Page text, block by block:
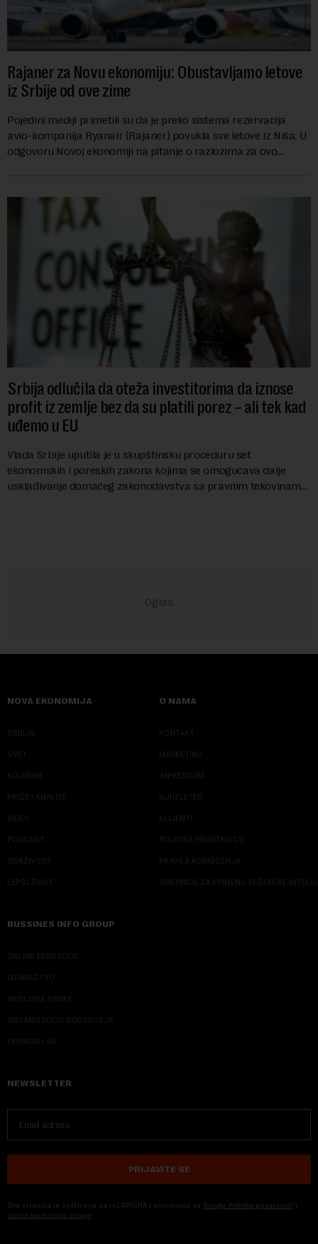
Rajaner za Novu ekonomiju: Obustavljamo letove
iz Srbije od ove zime
Pojedini mediji primetili su da je preko sistema rezervacija
avio-kompanija Ryanair (Rajaner) povukla sve letove iz Niša. U
odgovoru Novoj ekonomiji na pitanje o razlozima za ovo
Srbija odlučila da oteža investitorima da iznose
profit iz zemlje bez da su platili porez – ali tek kad
uđemo u EU
Vlada Srbije uputila je u skupštinsku proceduru set
ekonomskih i poreskih zakona kojima se omogućava dalje
usklađivanje domaćeg zakonodavstva sa pravnim tekovinama
NOVA EKONOMIJA
SRBIJA
SVET
KOLUMNE
PRIČE I ANALIZE
VIDEO
PODCAST
ODRŽIVOST
LEPŠI ŽIVOT
O NAMA
KONTAKT
MARKETING
IMPRESSUM
NJUZLETER
KLIJENTI
POLITIKA PRIVATNOSTI
PRAVILA KORIŠĆENJA
SMERNICE ZA PRIMENU VEŠTAČKE
BUSSINES INFO GROUP
ONLINE EDUKACIJE
IZDAVAŠTVO
MEDIJSKE OBUKE
ORGANIZACIJA DOGADJAJA
EKONOM I JA
NEWSLETTER
PRIJAVITE SE
Ova stranica je zaštićena sa reCAPTCHA i primenjuju se Google Politika privatnosti i
Uslovi korišćenja usluge